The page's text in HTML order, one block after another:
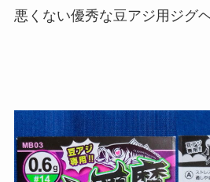
悪くない優秀な豆アジ用ジグヘ